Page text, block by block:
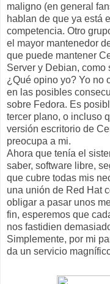
maligno (en general
hablan de que ya está
competencia. Otro
el mayor mantenedor
que puede mantener
Server y Debian, como
¿Qué opino yo? Yo no
en las posibles
sobre Fedora. Es
tercer plano, o incluso
versión escritorio de
preocupa a mi.
Ahora que tenía el
saber, software libre,
que cubre todas mis
una unión de Red Hat
obligar a pasar unos
fin, esperemos que
nos fastidien
Simplemente, por mi
da un servicio